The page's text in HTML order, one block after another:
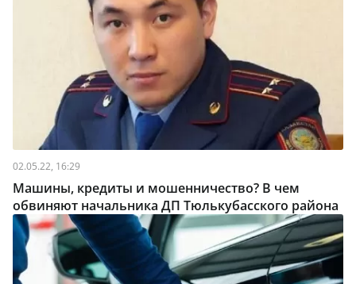
02.05.22, 16:29
Машины, кредиты и мошенничество? В чем
обвиняют начальника ДП Тюлькубасского района